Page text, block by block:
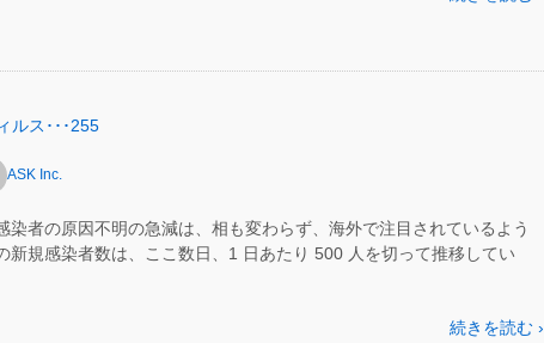
ルス･･･255
ASK Inc.
染者の原因不明の急減は、相も変わらず、海外で注目されているよう
新規感染者数は、ここ数日、1 日あたり 500 人を切って推移してい
続きを読む ›